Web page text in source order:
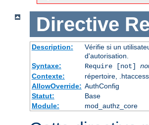
Directive
Description:
Vérifie si un
d'autorisation.
Syntaxe:
Require [not]
Contexte:
répertoire, .htaccess
AllowOverride: AuthConfig
Statut:
Base
Module:
mod_authz_core